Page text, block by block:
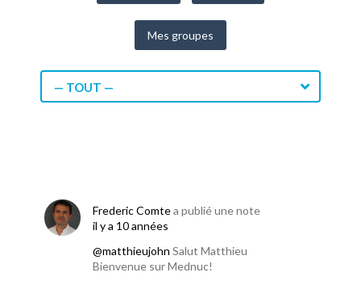
Mes groupes
— TOUT —
Frederic Comtea publié une note
il y a 10 années
@matthieujohn Salut Matthieu
Bienvenue sur Mednuc!